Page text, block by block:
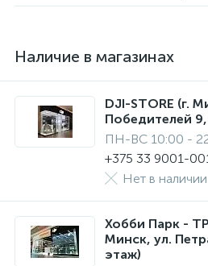
Наличие в магазинах
DJI-STORE (г.
Победителей
ПН-ВС 10:00 -
+375 33 9001-
Нет в наличии
Хобби Парк -
Минск, ул.
этаж)